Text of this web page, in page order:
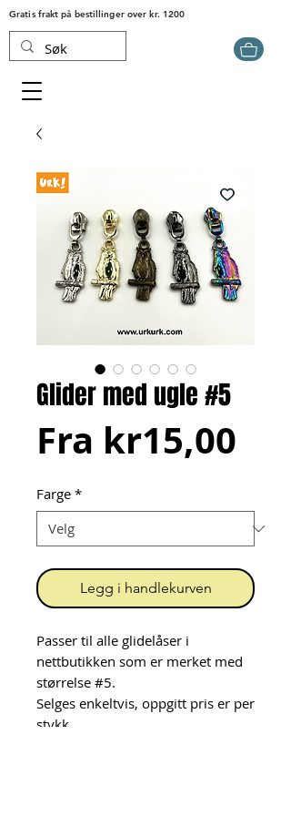
Gratis frakt på bestillinger over kr. 1200
Glider med ugle #5
Fra kr15,00
Farge *
Legg i handlekurven
Passer til alle glidelåser i
nettbutikken som er merket med
størrelse #5.
Selges enkeltvis, oppgitt pris er per
stykk.